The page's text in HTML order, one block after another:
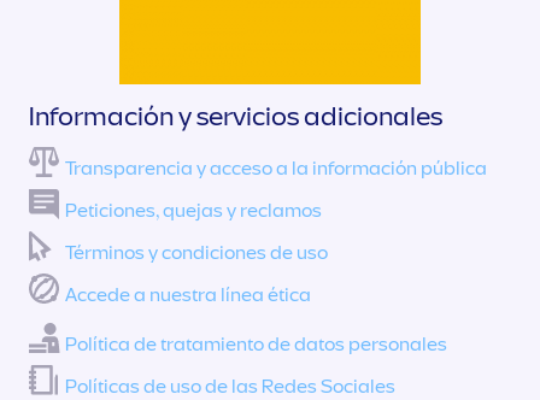
Información y servicios adicionales
Transparencia y acceso a la información pública
Peticiones, quejas y reclamos
Términos y condiciones de uso
Accede a nuestra línea ética
Política de tratamiento de datos personales
Políticas de uso de las Redes Sociales